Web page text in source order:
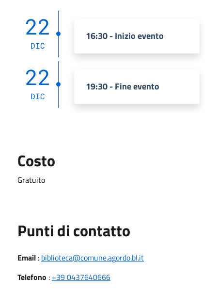
22
DIC
16:30 - Inizio evento
22
DIC
19:30 - Fine evento
Costo
Gratuito
Punti di contatto
Email : biblioteca@comune.agordo.bl.it
Telefono : +39 0437640666